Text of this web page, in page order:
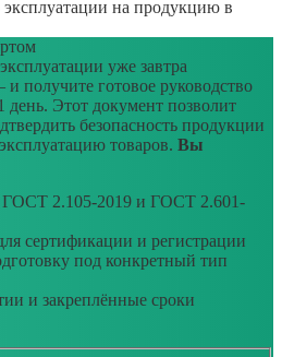
эксплуатации на продукцию в
уже завтра
и получите готовое руководство
день. Этот документ позволит
безопасность продукции
товаров. Вы
ГОСТ 2.105-2019 и ГОСТ 2.601-
сертификации и регистрации
под конкретный тип
и закреплённые сроки